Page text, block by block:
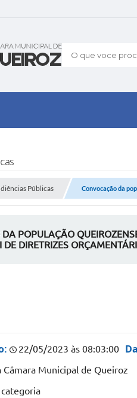
O que voce
Públicas Convocação da
POPULAÇÃO
DE DIRETRIZES
22/05/2023 às 08:03:00
Câmara Municipal de Queiroz